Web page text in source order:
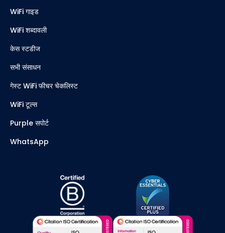
WiFi गाइड
WiFi शब्दावली
केस स्टडीज
सभी संसाधन
गेस्ट WiFi फीचर चेकलिस्ट
WiFi टूल्स
Purple सपोर्ट
WhatsApp